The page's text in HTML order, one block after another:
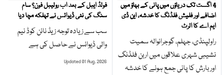
4 اگست تک دریاؤں میں پانی کے بہاؤ میں
اضافے اور فلیش فلڈنگ کا خدشہ، این ڈی
ایم اے کا الرٹ
راولپنڈی، جہلم، گوجرانوالہ سمیت
نشیبی شہری علاقوں میں اربن فلڈنگ
اور بارش کا پانی جمع ہونے کا خدشہ
فولڈ ایبل کے بعد اب رولیبل فون؟ سام
سنگ کی نئی ڈیوائس نے تہلکہ مچا دیا
سب سے زیادہ توجہ زیڈ نائن کوڈ نیم
والی ڈیوائس نے حاصل کی ہے
Updated 01 Aug, 2026